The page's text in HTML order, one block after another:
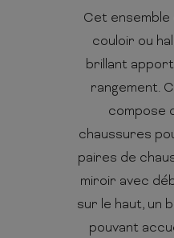
Cet ensemble
couloir ou
brillant
rangement.
compose
chaussures
paires de
miroir avec
sur le haut, un
pouvant